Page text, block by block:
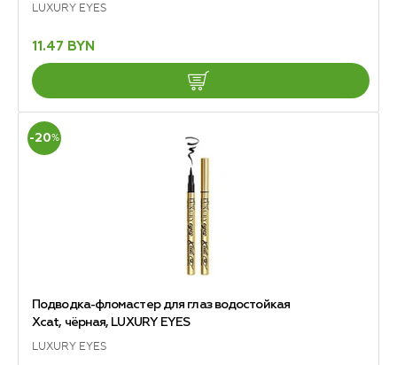
LUXURY EYES
11.47 BYN
-20%
Подводка-фломастер для глаз водостойкая
Xcat, чёрная, LUXURY EYES
LUXURY EYES